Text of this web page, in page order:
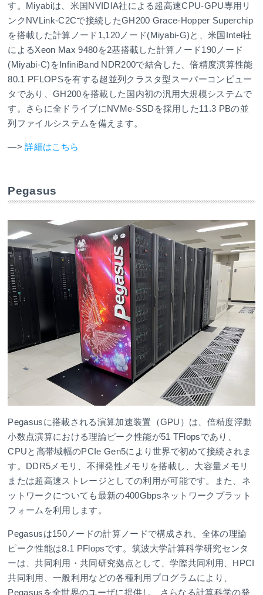
す。Miyabiは、米国NVIDIA社による超高速CPU-GPU専用リ
ンクNVLink-C2Cで接続したGH200 Grace-Hopper Superchip
を搭載した計算ノード1,120ノード(Miyabi-G)と、米国Intel社
によるXeon Max 9480を2基搭載した計算ノード190ノード
(Miyabi-C)をInfiniBand NDR200で結合した、倍精度演算性能
80.1 PFLOPSを有する超並列クラスタ型スーパーコンピュー
タであり、GH200を搭載した国内初の汎用大規模システムで
す。さらに全ドライブにNVMe-SSDを採用した11.3 PBの並
列ファイルシステムを備えます。
—>詳細はこちら
Pegasus
Pegasusに搭載される演算加速装置（GPU）は、倍精度浮動
小数点演算における理論ピーク性能が51 TFlopsであり、
CPUと高帯域幅のPCIe Gen5により世界で初めて接続されま
す。DDR5メモリ、不揮発性メモリを搭載し、大容量メモリ
または超高速ストレージとしての利用が可能です。また、ネ
ットワークについても最新の400Gbpsネットワークプラット
フォームを利用します。
Pegasusは150ノードの計算ノードで構成され、全体の理論
ピーク性能は8.1 PFlopsです。筑波大学計算科学研究センタ
ーは、共同利用・共同研究拠点として、学際共同利用、HPCI
共同利用、一般利用などの各種利用プログラムにより、
Pegasusを全世界のユーザに提供し、さらなる計算科学の発